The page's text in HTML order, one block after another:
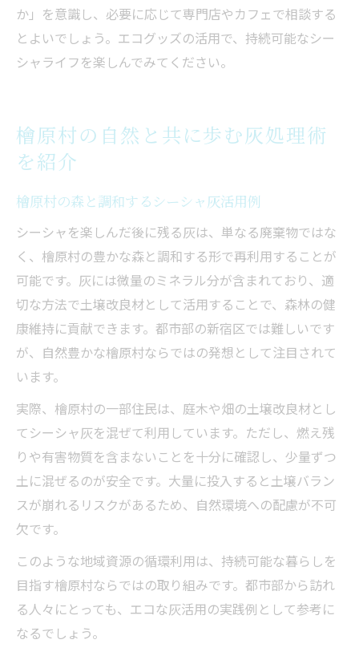
か」を意識し、必要に応じて専門店やカフェで相談する
とよいでしょう。エコグッズの活用で、持続可能なシー
シャライフを楽しんでみてください。
檜原村の自然と共に歩む灰処理術
を紹介
檜原村の森と調和するシーシャ灰活用例
シーシャを楽しんだ後に残る灰は、単なる廃棄物ではな
く、檜原村の豊かな森と調和する形で再利用することが
可能です。灰には微量のミネラル分が含まれており、適
切な方法で土壌改良材として活用することで、森林の健
康維持に貢献できます。都市部の新宿区では難しいです
が、自然豊かな檜原村ならではの発想として注目されて
います。
実際、檜原村の一部住民は、庭木や畑の土壌改良材とし
てシーシャ灰を混ぜて利用しています。ただし、燃え残
りや有害物質を含まないことを十分に確認し、少量ずつ
土に混ぜるのが安全です。大量に投入すると土壌バラン
スが崩れるリスクがあるため、自然環境への配慮が不可
欠です。
このような地域資源の循環利用は、持続可能な暮らしを
目指す檜原村ならではの取り組みです。都市部から訪れ
る人々にとっても、エコな灰活用の実践例として参考に
なるでしょう。